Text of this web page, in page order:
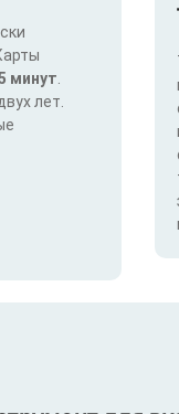
минут
лет.